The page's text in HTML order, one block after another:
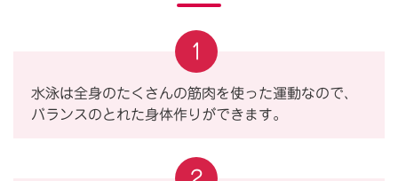
1
水泳は全身のたくさんの筋肉を使った運動なので、
バランスのとれた身体作りができます。